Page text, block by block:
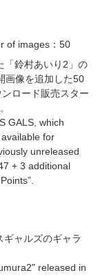
of images：50
「鈴村あいり2」の
画像を追加した50
ロード販売スター
GALS, which
for
unreleased
+ 3 additional
ャルズのギャラ
released in